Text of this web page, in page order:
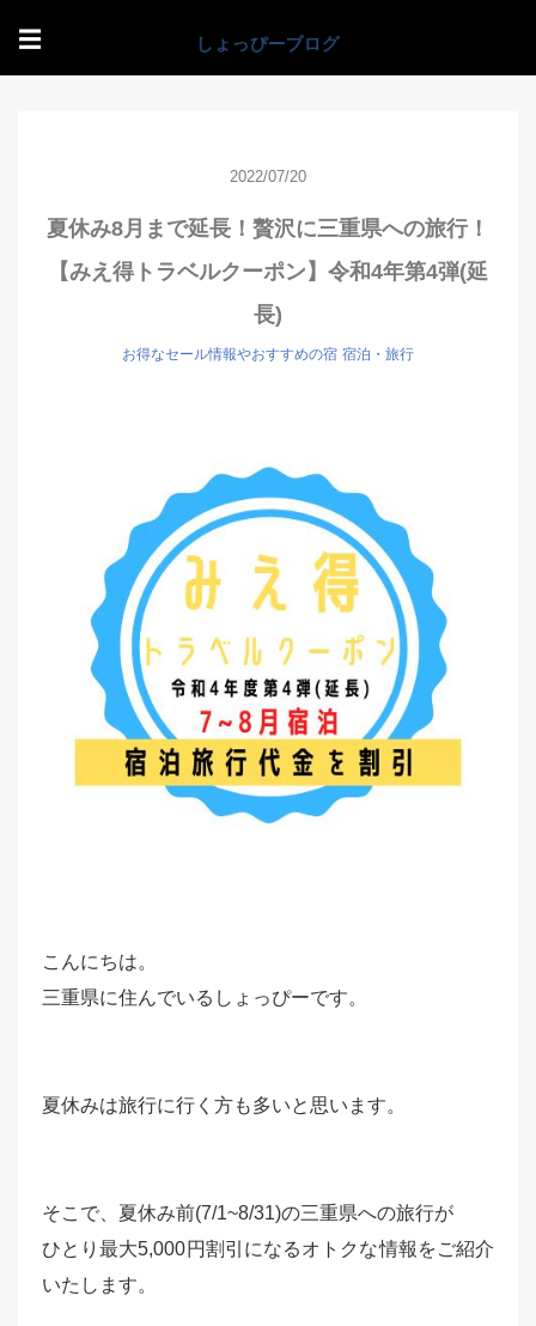
☰
2022/07/20
夏休み8月まで延長！贅沢に三重県への旅行！
【みえ得トラベルクーポン】令和4年第4弾(延
長)
お得なセール情報やおすすめの宿 宿泊・旅行
こんにちは。
三重県に住んでいるしょっぴーです。
夏休みは旅行に行く方も多いと思います。
そこで、夏休み前(7/1~8/31)の三重県への旅行が
ひとり最大5,000円割引になるオトクな情報をご紹介
いたします。